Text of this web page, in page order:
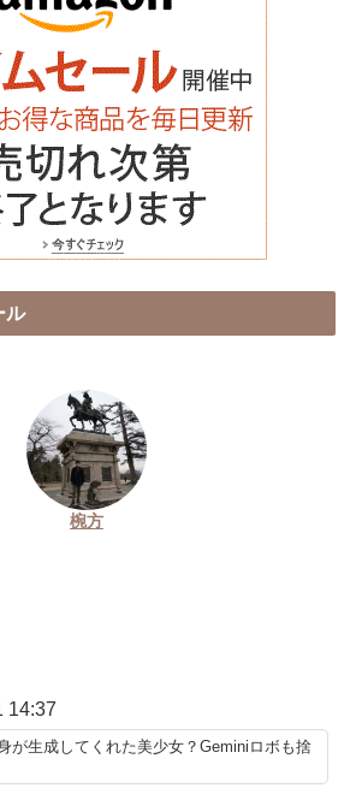
ル
椀方
14:37
が生成してくれた美少女？Geminiロボも捨